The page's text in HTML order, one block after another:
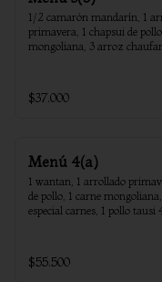
1/2 camarón mandarín, 1
primavera, 1 chapsui de
mongoliana, 3 arroz
$37.000
Menú 4(a)
1 wantan, 1 arrollado
de pollo, 1 carne
especial carnes, 1 pollo tausi
$55.500